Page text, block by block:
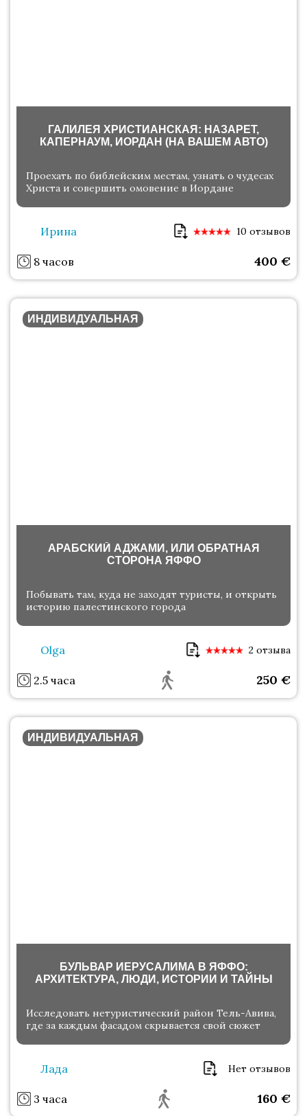
ГАЛИЛЕЯ ХРИСТИАНСКАЯ: НАЗАРЕТ,
КАПЕРНАУМ, ИОРДАН (НА ВАШЕМ АВТО)
Проехать по библейским местам, узнать о чудесах
Христа и совершить омовение в Иордане
Ирина 10 отзывов
8 часов 400 €
ИНДИВИДУАЛЬНАЯ
АРАБСКИЙ АДЖАМИ, ИЛИ ОБРАТНАЯ
СТОРОНА ЯФФО
Побывать там, куда не заходят туристы, и открыть
историю палестинского города
Olga 2 отзыва
2.5 часа 250 €
ИНДИВИДУАЛЬНАЯ
БУЛЬВАР ИЕРУСАЛИМА В ЯФФО:
АРХИТЕКТУРА, ЛЮДИ, ИСТОРИИ И ТАЙНЫ
Исследовать нетуристический район Тель-Авива,
где за каждым фасадом скрывается свой сюжет
Лада Нет отзывов
3 часа 160 €